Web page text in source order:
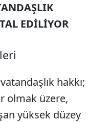
EDİLİYOR
hakkı;
olmak üzere,
yüksek düzey